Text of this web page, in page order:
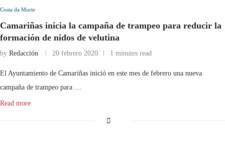
Costa da Morte
Camariñas inicia la campaña de trampeo para reducir la
formación de nidos de velutina
by Redacción 20 febrero 2020 1 minutes read
El Ayuntamiento de Camariñas inició en este mes de febrero una nueva
campaña de trampeo para …
Read more